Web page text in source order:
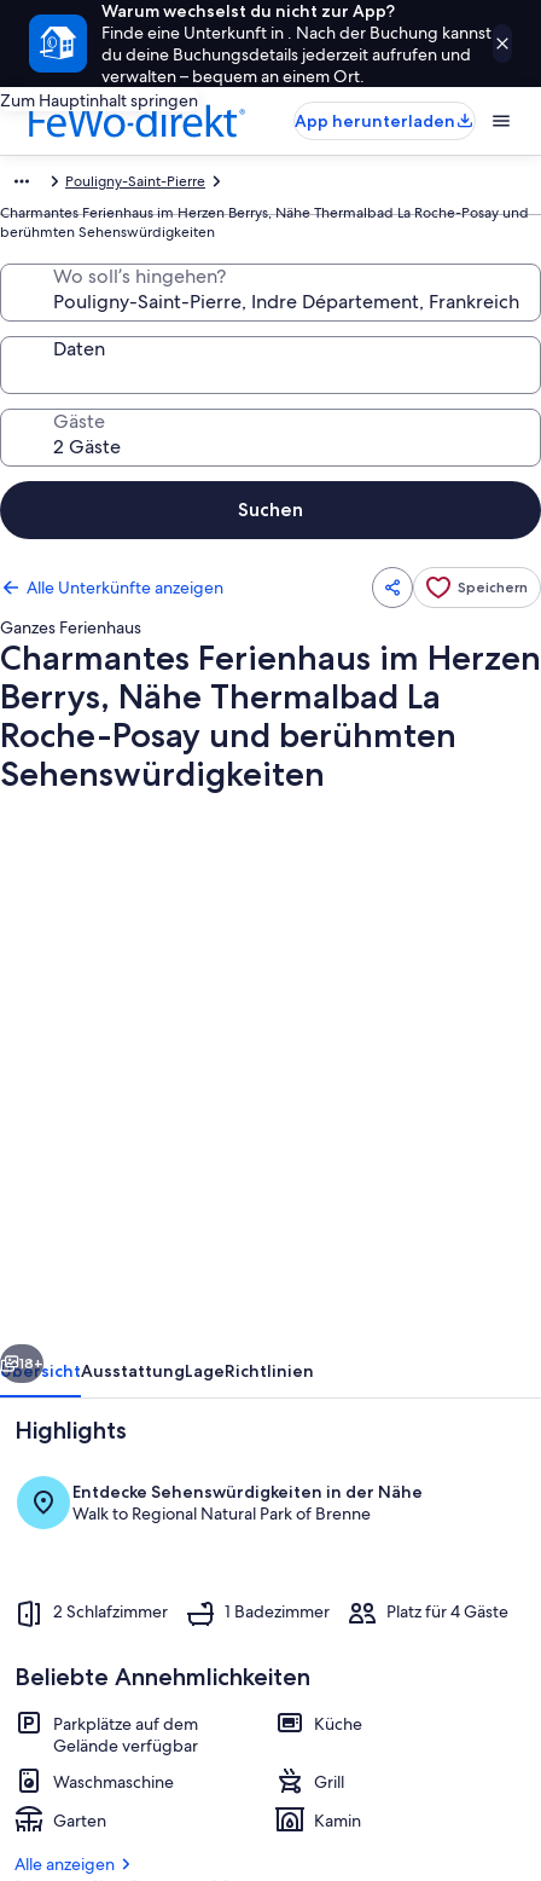
Warum wechselst du nicht zur App?
Finde eine Unterkunft in . Nach der Buchung kannst
du deine Buchungsdetails jederzeit aufrufen und
verwalten – bequem an einem Ort.
Zum Hauptinhalt springen
App herunterladen
Pouligny-Saint-Pierre
Charmantes Ferienhaus im Herzen Berrys, Nähe Thermalbad La Roche-Posay und
berühmten Sehenswürdigkeiten
Wo soll’s hingehen?
Daten
Gäste
Suchen
Alle Unterkünfte anzeigen Speichern
Ganzes Ferienhaus
Charmantes Ferienhaus im Herzen
Berrys, Nähe Thermalbad La
Roche-Posay und berühmten
Sehenswürdigkeiten
Thermalbad
La
Roche-
Posay
und
Außendetails
Weiter
18+
ÜbersichtAusstattungLageRichtlinien
Highlights
Entdecke Sehenswürdigkeiten in der Nähe
Walk to Regional Natural Park of Brenne
2 Schlafzimmer 1 Badezimmer Platz für 4 Gäste
Beliebte Annehmlichkeiten
Parkplätze auf dem
Gelände verfügbar
Küche
Waschmaschine
Grill
Garten
Kamin
Alle anzeigen